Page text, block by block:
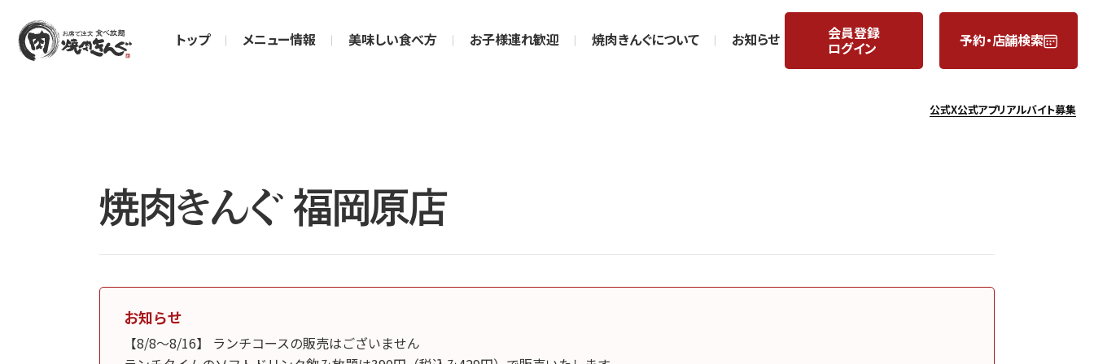
会員登録
ログイン 予約・店舗検索
トップ メニュー情報 美味しい食べ方 お子様連れ歓迎 焼肉きんぐについて お知らせ
公式X公式アプリアルバイト募集
焼肉きんぐ 福岡原店
お知らせ
【8/8～8/16】 ランチコースの販売はございません